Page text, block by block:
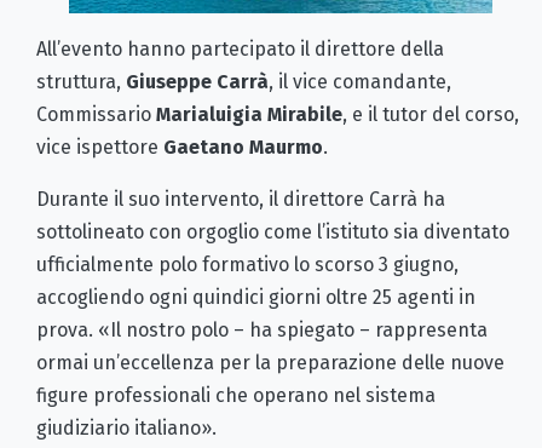
All’evento hanno partecipato il direttore della
struttura, Giuseppe Carrà, il vice comandante,
Commissario Marialuigia Mirabile, e il tutor del corso,
vice ispettore Gaetano Maurmo.
Durante il suo intervento, il direttore Carrà ha
sottolineato con orgoglio come l’istituto sia diventato
ufficialmente polo formativo lo scorso 3 giugno,
accogliendo ogni quindici giorni oltre 25 agenti in
prova. «Il nostro polo – ha spiegato – rappresenta
ormai un’eccellenza per la preparazione delle nuove
figure professionali che operano nel sistema
giudiziario italiano».